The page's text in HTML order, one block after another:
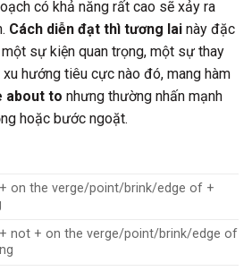
có khả năng rất cao sẽ xảy ra
Cách diễn đạt thì tương lai này đặc
sự kiện quan trọng, một sự thay
hướng tiêu cực nào đó, mang hàm
about to nhưng thường nhấn mạnh
hoặc bước ngoặt.
on the verge/point/brink/edge of +
not + on the verge/point/brink/edge of